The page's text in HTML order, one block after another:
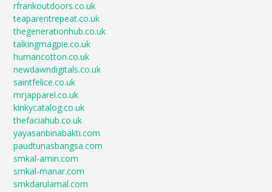
rfrankoutdoors.co.uk
teaparentrepeat.co.uk
thegenerationhub.co.uk
talkingmagpie.co.uk
humancotton.co.uk
newdawndigitals.co.uk
saintfelice.co.uk
mrjapparel.co.uk
kinkycatalog.co.uk
thefaciahub.co.uk
yayasanbinabakti.com
paudtunasbangsa.com
smkal-amin.com
smkal-manar.com
smkdarulamal.com